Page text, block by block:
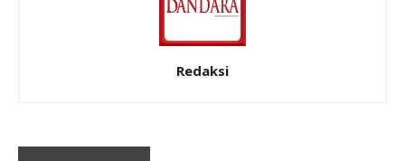
Redaksi